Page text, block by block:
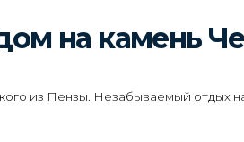
на камень
из Пензы. Незабываемый отдых